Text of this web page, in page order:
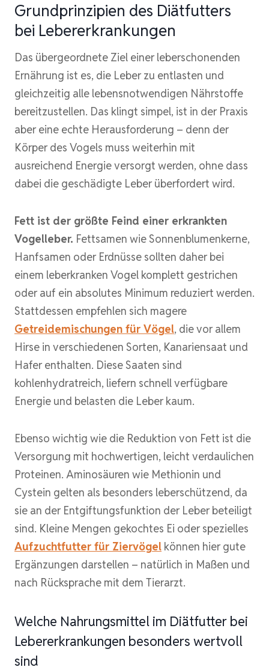
Grundprinzipien des Diätfutters
bei Lebererkrankungen
Das übergeordnete Ziel einer leberschonenden
Ernährung ist es, die Leber zu entlasten und
gleichzeitig alle lebensnotwendigen Nährstoffe
bereitzustellen. Das klingt simpel, ist in der Praxis
aber eine echte Herausforderung – denn der
Körper des Vogels muss weiterhin mit
ausreichend Energie versorgt werden, ohne dass
dabei die geschädigte Leber überfordert wird.
Fett ist der größte Feind einer erkrankten
Vogelleber. Fettsamen wie Sonnenblumenkerne,
Hanfsamen oder Erdnüsse sollten daher bei
einem leberkranken Vogel komplett gestrichen
oder auf ein absolutes Minimum reduziert werden.
Stattdessen empfehlen sich magere
Getreidemischungen für Vögel, die vor allem
Hirse in verschiedenen Sorten, Kanariensaat und
Hafer enthalten. Diese Saaten sind
kohlenhydratreich, liefern schnell verfügbare
Energie und belasten die Leber kaum.
Ebenso wichtig wie die Reduktion von Fett ist die
Versorgung mit hochwertigen, leicht verdaulichen
Proteinen. Aminosäuren wie Methionin und
Cystein gelten als besonders leberschützend, da
sie an der Entgiftungsfunktion der Leber beteiligt
sind. Kleine Mengen gekochtes Ei oder spezielles
Aufzuchtfutter für Ziervögel können hier gute
Ergänzungen darstellen – natürlich in Maßen und
nach Rücksprache mit dem Tierarzt.
Welche Nahrungsmittel im Diätfutter bei
Lebererkrankungen besonders wertvoll
sind